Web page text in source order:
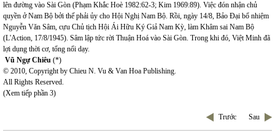
lên đường vào Sài Gòn (Phạm Khắc Hoè 1982:62-3; Kim 1969:89). Việc đón nhận chủ
quyền ở Nam Bộ bởi thế phải ủy cho Hội Nghị Nam Bộ. Rồi, ngày 14/8, Bảo Đại bổ nhiệm
Nguyễn Văn Sâm, cựu Chủ tịch Hội Ái Hữu Ký Giả Nam Kỳ, làm Khâm sai Nam Bộ
(L'Action, 17/8/1945). Sâm lập tức rời Thuận Hoá vào Sài Gòn. Trong khi đó, Việt Minh đã
lợi dụng thời cơ, tổng nổi dạy.
Vũ Ngự Chiêu (*)
© 2010, Copyright by Chieu N. Vu & Van Hoa Publishing.
All Rights Reserved.
(Xem tiếp phần 3)
Trước Sau